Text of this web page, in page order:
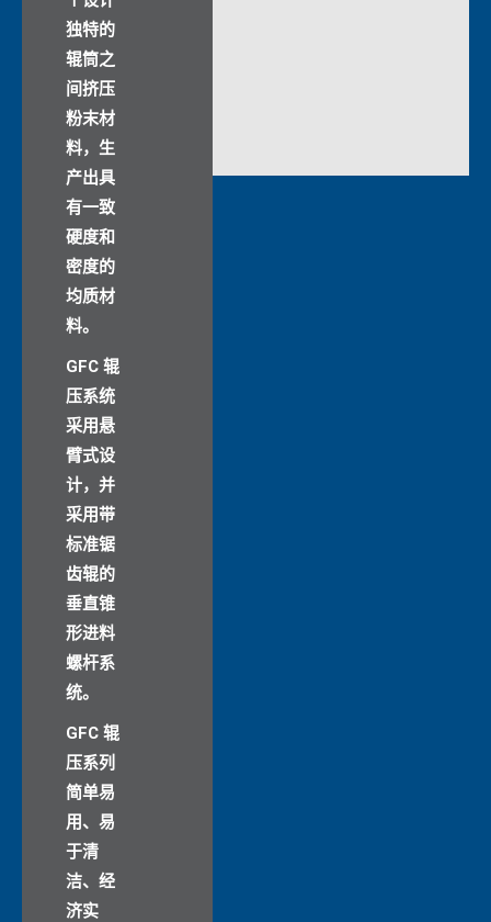
独特的
辊筒之
间挤压
粉末材
料，生
产出具
有一致
硬度和
密度的
均质材
料。
GFC 辊
压系统
采用悬
臂式设
计，并
采用带
标准锯
齿辊的
垂直锥
形进料
螺杆系
统。
GFC 辊
压系列
简单易
用、易
于清
洁、经
济实